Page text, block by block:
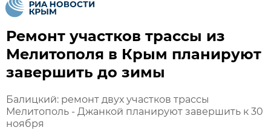
Ремонт участков трассы из
Мелитополя в Крым планируют
завершить до зимы
Балицкий: ремонт двух участков трассы
Мелитополь - Джанкой планируют завершить к 30
ноября